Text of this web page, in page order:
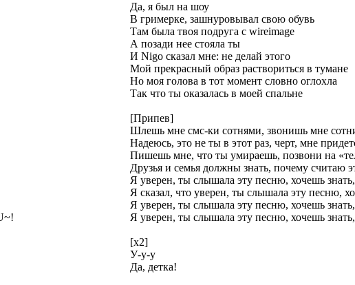
Да, я был на шоу
В гримерке, зашнуровывал свою обувь
Там была твоя подруга с wireimage
А позади нее стояла ты
И Nigo сказал мне: не делай этого
Мой прекрасный образ раствориться в тумане
Но моя голова в тот момент словно оглохла
Так что ты оказалась в моей спальне
[Припев]
Шлешь мне смс-ки сотнями, звонишь мне
Надеюсь, это не ты в этот раз, черт, мне
Пишешь мне, что ты умираешь, позвони на
Друзья и семья должны знать, почему считаю
Я уверен, ты слышала эту песню, хочешь
Я сказал, что уверен, ты слышала эту песню,
Я уверен, ты слышала эту песню, хочешь
Я уверен, ты слышала эту песню, хочешь
[x2]
У-у-у
Да, детка!